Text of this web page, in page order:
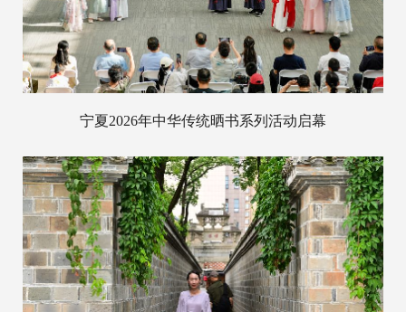
宁夏2026年中华传统晒书系列活动启幕